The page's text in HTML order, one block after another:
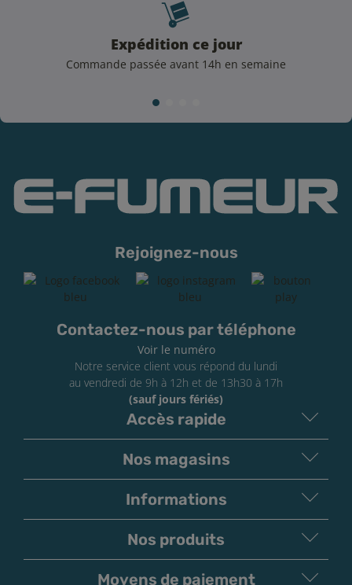
Expédition ce jour
Commande passée avant 14h en semaine
Rejoignez-nous
Contactez-nous par téléphone
Voir le numéro
Notre service client vous répond du lundi
au vendredi de 9h à 12h et de 13h30 à 17h
(sauf jours fériés)
Accès rapide
Nos magasins
Informations
Nos produits
Moyens de paiement